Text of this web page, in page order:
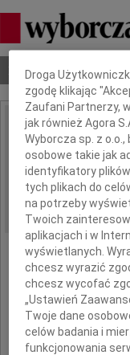
Nekrologi Odeszli
IMIĘ I NAZWISKO:
REGION:
DATA EMISJI:
Dbamy o Twoją
Droga
zgodę klikając
Zaufani Partnerzy,
jak również Agora
Wyborcza sp. z
osobowe takie jak
identyfikatory
tych plikach do
na potrzeby
Twoich
aplikacjach i w
wyświetlanych.
chcesz wyrazić
chcesz wycofać
„Ustawień
Twoje dane
celów badania i
funkcjonowania